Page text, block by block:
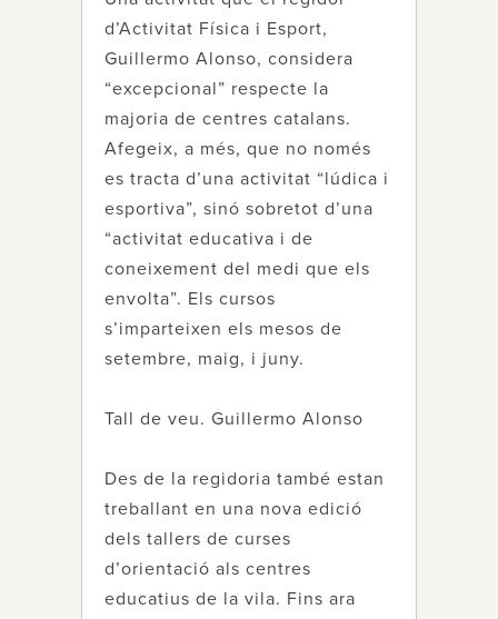
d’Activitat Física i Esport,
Guillermo Alonso, considera
“excepcional” respecte la
majoria de centres catalans.
Afegeix, a més, que no només
es tracta d’una activitat “lúdica i
esportiva”, sinó sobretot d’una
“activitat educativa i de
coneixement del medi que els
envolta”. Els cursos
s’imparteixen els mesos de
setembre, maig, i juny.
Tall de veu. Guillermo Alonso
Des de la regidoria també estan
treballant en una nova edició
dels tallers de curses
d’orientació als centres
educatius de la vila. Fins ara